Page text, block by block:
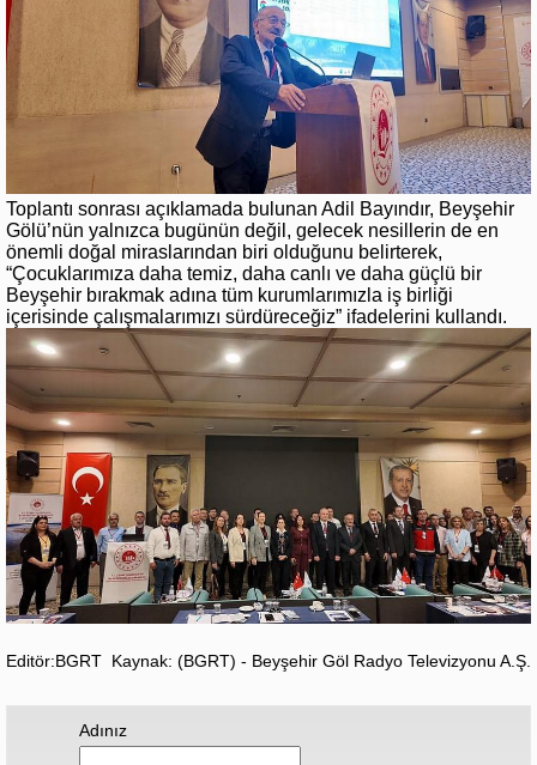
Toplantı sonrası açıklamada bulunan Adil Bayındır, Beyşehir
Gölü’nün yalnızca bugünün değil, gelecek nesillerin de en
önemli doğal miraslarından biri olduğunu belirterek,
“Çocuklarımıza daha temiz, daha canlı ve daha güçlü bir
Beyşehir bırakmak adına tüm kurumlarımızla iş birliği
içerisinde çalışmalarımızı sürdüreceğiz” ifadelerini kullandı.
Editör:BGRT Kaynak: (BGRT) - Beyşehir Göl Radyo Televizyonu A.Ş.
Adınız